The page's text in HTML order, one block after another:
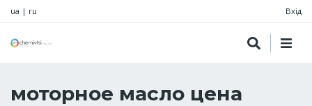
ua | ru Вхід
моторное масло цена